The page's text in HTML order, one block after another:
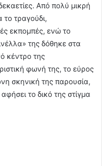
Από πολύ μικρή
το τραγούδι,
εκπομπές, ενώ το
της δόθηκε στα
κέντρο της
φωνή της, το εύρος
σκηνική της παρουσία,
το δικό της στίγμα